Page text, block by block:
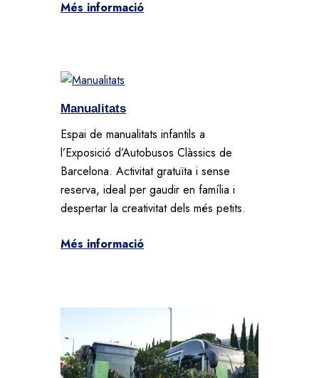
Més informació
Manualitats
Espai de manualitats infantils a
l’Exposició d’Autobusos Clàssics de
Barcelona. Activitat gratuïta i sense
reserva, ideal per gaudir en família i
despertar la creativitat dels més petits.
Més informació